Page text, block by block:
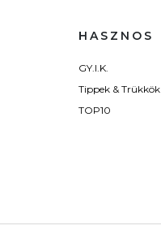
HASZNOS
GY.I.K.
Tippek & Trükkök
TOP10